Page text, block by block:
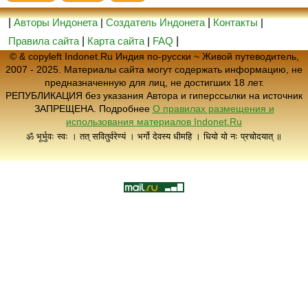
|Авторы Индонета|Создатель Индонета|Контакты|
Правила сайта
Карта сайта | FAQ
© & copyleft Indonet.Ru Индия по-русски ~ Живой путеводитель,
2007 - 2025. Материалы сайта могут содержать информацию, не
предназначенную для лиц, не достигших 18 лет.
РЕПУБЛИКАЦИЯ без указания Автора и гиперссылки на источник
ЗАПРЕЩЕНА. Подробнее О правилах размещения и
использования материалов Indonet.Ru
ॐ भूर्भुवः स्वः । तत् सवितुर्वरेण्यं । भर्गो देवस्य धीमहि । धियो यो नः प्रचोदयात् ॥